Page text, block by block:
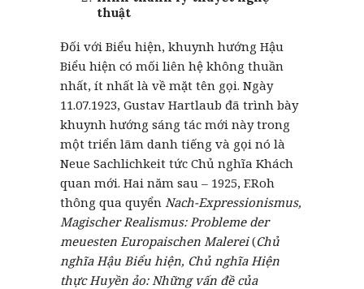
thuật
Đối với Biểu hiện, khuynh hướng Hậu
Biểu hiện có mối liên hệ không thuần
nhất, ít nhất là về mặt tên gọi. Ngày
11.07.1923, Gustav Hartlaub đã trình bày
khuynh hướng sáng tác mới này trong
một triển lãm danh tiếng và gọi nó là
Neue Sachlichkeit tức Chủ nghĩa Khách
quan mới. Hai năm sau – 1925, F.Roh
thông qua quyển Nach-Expressionismus,
Magischer Realismus: Probleme der
meuesten Europaischen Malerei(Chủ
nghĩa Hậu Biểu hiện, Chủ nghĩa Hiện
thực Huyền ảo: Những vấn đề của